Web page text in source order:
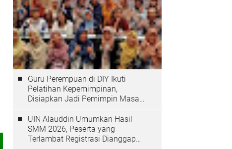
Guru Perempuan di DIY Ikuti
Pelatihan Kepemimpinan,
Disiapkan Jadi Pemimpin Masa
UIN Alauddin Umumkan Hasil
SMM 2026, Peserta yang
Terlambat Registrasi Dianggap